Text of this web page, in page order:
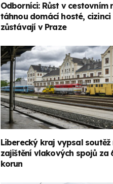
Odborníci: Růst v cestovním
táhnou domácí hosté, cizinci
zůstávají v Praze
Liberecký kraj vypsal soutěž
zajištění vlakových spojů za
korun